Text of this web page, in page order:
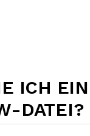
ICH
DATEI?